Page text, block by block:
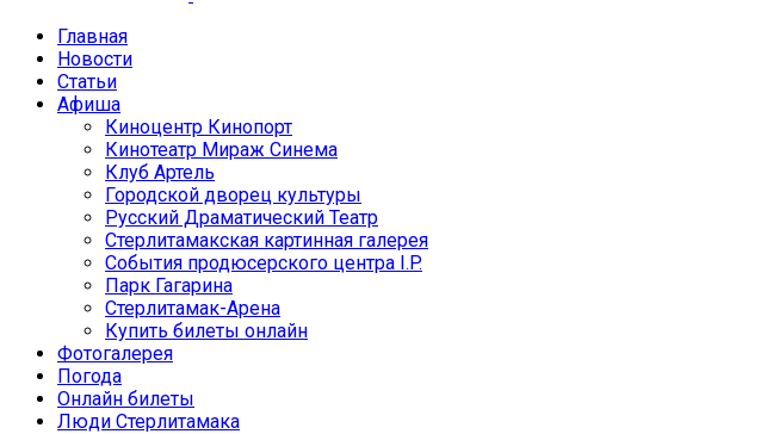
Главная
Новости
Статьи
Афиша
Киноцентр Кинопорт
Кинотеатр Мираж Синема
Клуб Артель
Городской дворец культуры
Русский Драматический Театр
Стерлитамакская картинная галерея
События продюсерского центра I.P.
Парк Гагарина
Стерлитамак-Арена
Купить билеты онлайн
Фотогалерея
Погода
Онлайн билеты
Люди Стерлитамака